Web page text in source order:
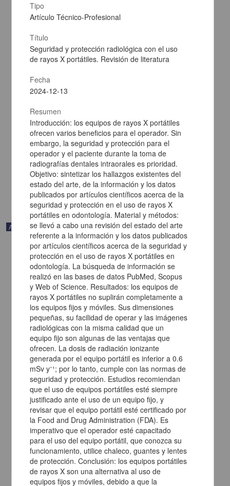
Percepción de los médicos internos sobre la implementación del
método socrático como estrategia de aprendizaje
Andrade-Castellanos, Carlos Alberto; Cuevas-Álvarez, Leobardo;
Ramos-Herrera, Igor Martín - Facultad de Medicina, UNAM
2025-01-05
Medicina y Ciencias de la Salud
Artículo
Modificación de las actividades académicas en estudiantes de
medicina durante la pandemia por COVID-19
Delgado-Fernández, Abel; Robles-Rivera, Karina; Gómez-Gudiño,
Guadalupe; Carrasco-Contreras, Sofia; Negrete-Hernández,
Daniela; Villalobos-Piñera, Katya; Limón-Rojas, Ana Elena;
Wakida-Kuzunoki, Guillermo Hideo - Facultad de Medicina, UNAM
2025-01-05
Medicina y Ciencias de la Salud
Tipo
Artículo Técnico-Profesional
Título
Seguridad y protección radiológica con el uso
de rayos X portátiles. Revisión de literatura
Fecha
2024-12-13
Resumen
Introducción: los equipos de rayos X portátiles
ofrecen varios beneficios para el operador. Sin
embargo, la seguridad y protección para el
operador y el paciente durante la toma de
radiografías dentales intraorales es prioridad.
Objetivo: sintetizar los hallazgos existentes del
estado del arte, de la información y los datos
publicados por artículos científicos acerca de la
seguridad y protección en el uso de rayos X
portátiles en odontología. Material y métodos:
se llevó a cabo una revisión del estado del arte
referente a la información y los datos publicados
por artículos científicos acerca de la seguridad y
protección en el uso de rayos X portátiles en
odontología. La búsqueda de información se
realizó en las bases de datos PubMed, Scopus
y Web of Science. Resultados: los equipos de
rayos X portátiles no suplirán completamente a
los equipos fijos y móviles. Sus dimensiones
pequeñas, su facilidad de operar y las imágenes
radiológicas con la misma calidad que un
equipo fijo son algunas de las ventajas que
ofrecen. La dosis de radiación ionizante
generada por el equipo portátil es inferior a 0.6
mSv y⁻¹; por lo tanto, cumple con las normas de
seguridad y protección. Estudios recomiendan
que el uso de equipos portátiles esté siempre
justificado ante el uso de un equipo fijo, y
revisar que el equipo portátil esté certificado por
la Food and Drug Administration (FDA). Es
imperativo que el operador esté capacitado
para el uso del equipo portátil, que conozca su
funcionamiento, utilice chaleco, guantes y lentes
de protección. Conclusión: los equipos portátiles
de rayos X son una alternativa al uso de
equipos fijos y móviles, debido a que la